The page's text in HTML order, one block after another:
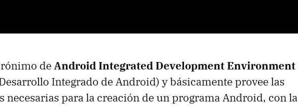
deAndroid Integrated Development Environment
Integrado de Android) y básicamente provee las
necesarias para la creación de un programa Android, con la